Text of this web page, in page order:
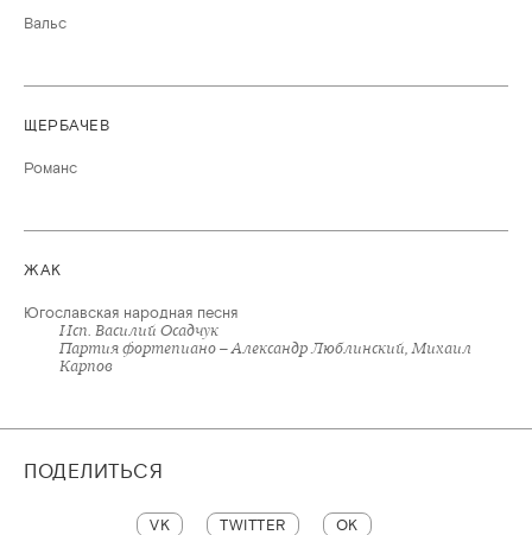
Вальс
ЩЕРБАЧЕВ
Романс
ЖАК
Югославская народная песня
Исп. Василий Осадчук
Партия фортепиано – Александр Люблинский, Михаил
Карпов
ПОДЕЛИТЬСЯ
VK TWITTER OK